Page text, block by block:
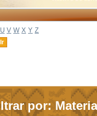
U V W X Y Z
por: Materia